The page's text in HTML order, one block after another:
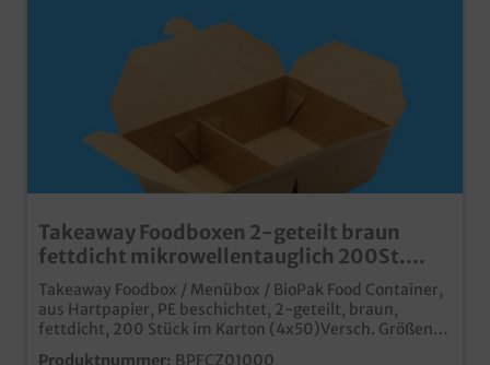
Takeaway Foodboxen 2-geteilt braun
fettdicht mikrowellentauglich 200St.
1000ml/2000ml zur Auswahl
Takeaway Foodbox / Menübox / BioPak Food Container,
aus Hartpapier, PE beschichtet, 2-geteilt, braun,
fettdicht, 200 Stück im Karton (4x50)Versch. Größen:
1000ml (600+400) 160x138x50mm / 2000ml
Produktnummer: BPFCZ01000